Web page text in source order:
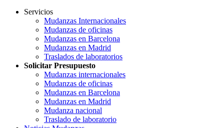
Servicios
Mudanzas Internacionales
Mudanzas de oficinas
Mudanzas en Barcelona
Mudanzas en Madrid
Traslados de laboratorios
Solicitar Presupuesto
Mudanzas internacionales
Mudanzas de oficinas
Mudanzas en Barcelona
Mudanzas en Madrid
Mudanza nacional
Traslado de laboratorio